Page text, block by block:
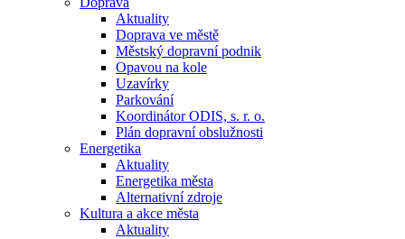
Aktuality
Doprava ve městě
Městský dopravní podnik
Opavou na kole
Uzavírky
Parkování
Koordinátor ODIS, s. r. o.
Plán dopravní obslužnosti
Energetika
Aktuality
Energetika města
Alternativní zdroje
Kultura a akce města
Aktuality